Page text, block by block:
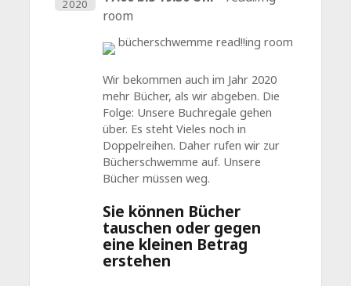
2020
room
Wir bekommen auch im Jahr 2020
mehr Bücher, als wir abgeben. Die
Folge: Unsere Buchregale gehen
über. Es steht Vieles noch in
Doppelreihen. Daher rufen wir zur
Bücherschwemme auf. Unsere
Bücher müssen weg.
Sie können Bücher
tauschen oder gegen
eine kleinen Betrag
erstehen